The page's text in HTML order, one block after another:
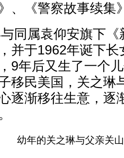
、《警察故事续集
属袁仰安旗下《
并于1962年诞下
9年后又生了一个
移民美国，关之琳
逐渐移往生意，逐
幼年的关之琳与父亲关山